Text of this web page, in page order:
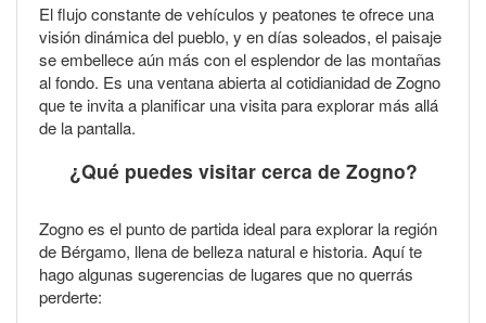
El flujo constante de vehículos y peatones te ofrece una
visión dinámica del pueblo, y en días soleados, el paisaje
se embellece aún más con el esplendor de las montañas
al fondo. Es una ventana abierta al cotidianidad de Zogno
que te invita a planificar una visita para explorar más allá
de la pantalla.
¿Qué puedes visitar cerca de Zogno?
Zogno es el punto de partida ideal para explorar la región
de Bérgamo, llena de belleza natural e historia. Aquí te
hago algunas sugerencias de lugares que no querrás
perderte: